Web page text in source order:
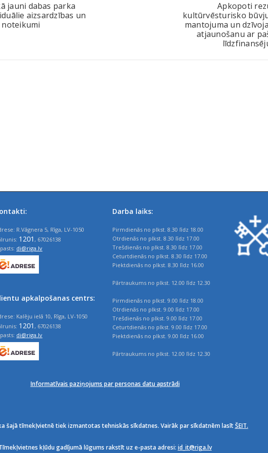
jauni dabas parka
aizsardzības un
Apkopoti
kultūrvēsturisko
mantojuma un
atjaunošanu ar
R.Vāgnera 5, Rīga, LV-1050
1201, 67026138
di@riga.lv
apkalpošanas centrs:
Kalēju ielā 10, Rīga, LV-1050
1201, 67026138
di@riga.lv
Darba laiks:
Pirmdienās no plkst. 8.30 līdz 18.00
Otrdienās no plkst. 8.30 līdz 17.00
Trešdienās no plkst. 8.30 līdz 17.00
Ceturtdienās no plkst. 8.30 līdz 17.00
Piektdienās no plkst. 8.30 līdz 16.00
Pārtraukums no plkst. 12.00 līdz 12.30
Pirmdienās no plkst. 9.00 līdz 18.00
Otrdienās no plkst. 9.00 līdz 17.00
Trešdienās no plkst. 9.00 līdz 17.00
Ceturtdienās no plkst. 9.00 līdz 17.00
Piektdienās no plkst. 9.00 līdz 16.00
Pārtraukums no plkst. 12.00 līdz 12.30
Informatīvais paziņojums par personas datu apstrādi
šajā tīmekļvietnē tiek izmantotas tehniskās sīkdatnes. Vairāk par sīkdatnēm lasītŠEIT.
kļūdu gadījumā lūgums rakstīt uz e-pasta adresi: id_it@riga.lv